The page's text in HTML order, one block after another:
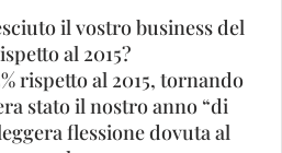
il vostro business del
al 2015?
rispetto al 2015, tornando
stato il nostro anno “di
flessione dovuta al